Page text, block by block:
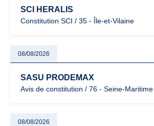
SCI HERALIS
Constitution SCI / 35 - Île-et-Vilaine
08/08/2026
SASU PRODEMAX
Avis de constitution / 76 - Seine-Maritime
08/08/2026